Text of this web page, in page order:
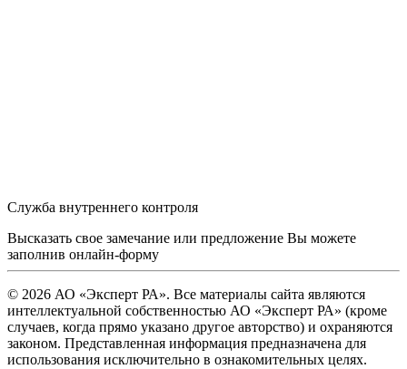
Служба внутреннего контроля
Высказать свое замечание или предложение Вы можете
заполнив онлайн-форму
© 2026 АО «Эксперт РА». Все материалы сайта являются
интеллектуальной собственностью АО «Эксперт РА» (кроме
случаев, когда прямо указано другое авторство) и охраняются
законом. Представленная информация предназначена для
использования исключительно в ознакомительных целях.